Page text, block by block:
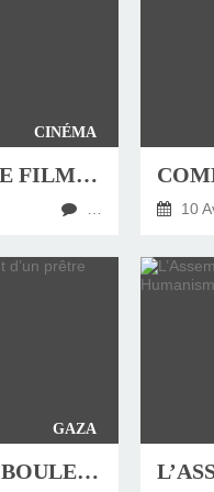
CINÉMA
COMPOSTELLE, LE FILM DE YANN SAMUELL : UNE « PÉPITE »
10
GAZA
​​​​​​​LE TÉMOIGNAGE BOULEVERSANT D’UN PRÊTRE DANS L’ENFER DE GAZA !